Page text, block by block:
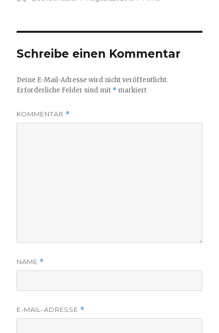
Schreibe einen Kommentar
Deine E-Mail-Adresse wird nicht veröffentlicht.
Erforderliche Felder sind mit * markiert
KOMMENTAR *
NAME *
E-MAIL-ADRESSE *